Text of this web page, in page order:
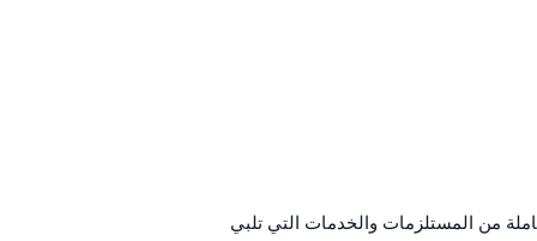
من المستلزمات والخدمات التي تلبي